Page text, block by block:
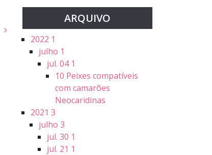
ARQUIVO
2022 1
julho 1
jul. 04 1
10 Peixes compatíveis
com camarões
Neocaridinas
2021 3
julho 3
jul. 30 1
jul. 21 1